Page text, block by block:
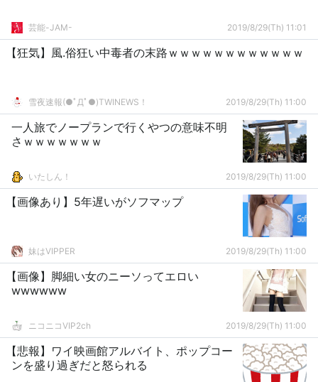
芸能-JAM- 2019/8/29(Th) 11:01
【狂気】風.俗狂い中毒者の末路ｗｗｗｗｗｗｗｗｗｗｗｗ
雪夜速報(●ﾟДﾟ●)TWINEWS！ 2019/8/29(Th) 11:00
一人旅でノープランで行くやつの意味不明
さｗｗｗｗｗｗｗ
いたしん！ 2019/8/29(Th) 11:00
【画像あり】5年遅いがソフマップ
妹はVIPPER 2019/8/29(Th) 11:00
【画像】脚細い女のニーソってエロい
wwwwww
ニコニコVIP2ch 2019/8/29(Th) 11:00
【悲報】ワイ映画館アルバイト、ポップコー
ンを盛り過ぎだと怒られる